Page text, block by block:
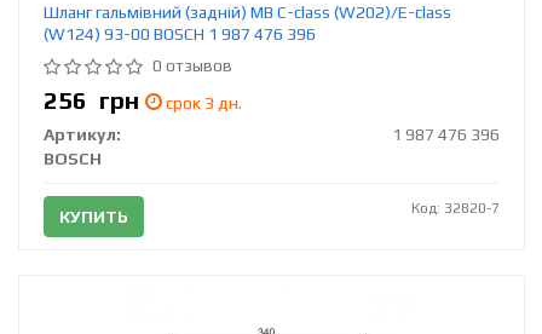
Шланг гальмівний (задній) MB C-class (W202)/E-class
(W124) 93-00 BOSCH 1 987 476 396
0 отзывов
256 грн
срок 3 дн.
Артикул:
1 987 476 396
BOSCH
КУПИТЬ Код: 32820-7